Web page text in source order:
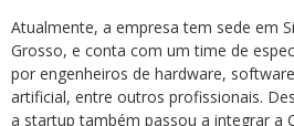
Atualmente, a empresa tem sede em
Grosso, e conta com um time de
por engenheiros de hardware,
artificial, entre outros profissionais.
a startup também passou a integrar a